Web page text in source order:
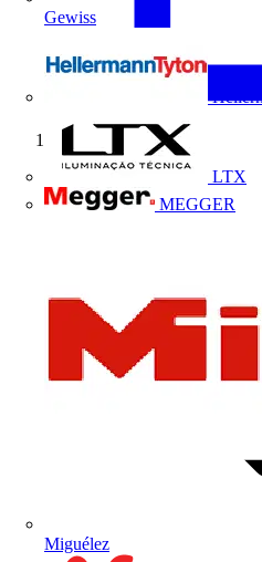
Gewiss
LTX
MEGGER
Miguélez
Início